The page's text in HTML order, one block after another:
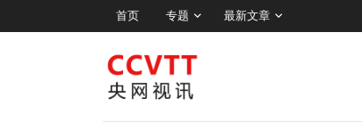
首页 专题 最新文章